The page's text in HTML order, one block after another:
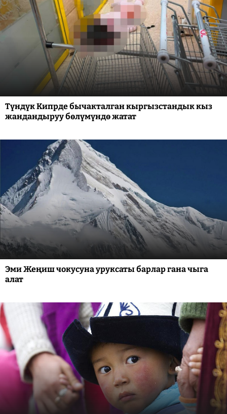
Түндүк Кипрде бычакталган кыргызстандык кыз
жандандыруу бөлүмүндө жатат
Эми Жеңиш чокусуна уруксаты барлар гана чыга
алат